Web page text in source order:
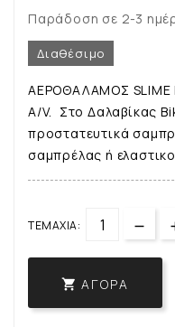
Παράδοση σε 2-3
Διαθέσιμο
ΑΕΡΟΘΑΛΑΜΟΣ SLIME
A/V. Στο Δαλαβίκας
προστατευτικά
σαμπρέλας ή
ΤΕΜΆΧΙΑ:
 ΑΓΟΡΆ